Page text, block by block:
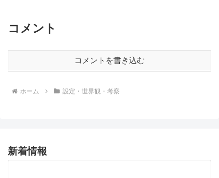
コメント
コメントを書き込む
ホーム 設定・世界観・考察
新着情報